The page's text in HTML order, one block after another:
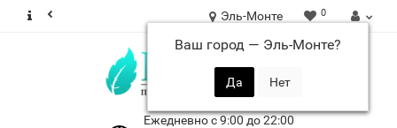
Эль-Монте
Ваш город — Эль-Монте?
0
Ежедневно с 9:00 до 22:00